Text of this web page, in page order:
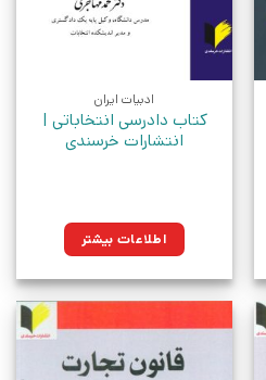
ادبیات ایران
کتاب دادرسی انتخاباتی |
انتشارات خرسندی
اطلاعات بیشتر